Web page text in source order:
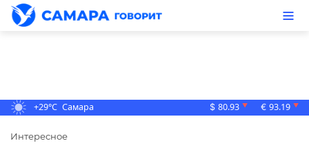
+29°C Самара $ 80.93 ▼ € 93.19 ▼
Интересное